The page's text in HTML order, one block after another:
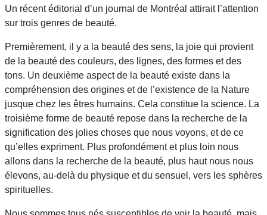
Un récent éditorial d’un journal de Montréal attirait l’attention
sur trois genres de beauté.
Premièrement, il y a la beauté des sens, la joie qui provient
de la beauté des couleurs, des lignes, des formes et des
tons. Un deuxième aspect de la beauté existe dans la
compréhension des origines et de l’existence de la Nature
jusque chez les êtres humains. Cela constitue la science. La
troisième forme de beauté repose dans la recherche de la
signification des jolies choses que nous voyons, et de ce
qu’elles expriment. Plus profondément et plus loin nous
allons dans la recherche de la beauté, plus haut nous nous
élevons, au-delà du physique et du sensuel, vers les sphères
spirituelles.